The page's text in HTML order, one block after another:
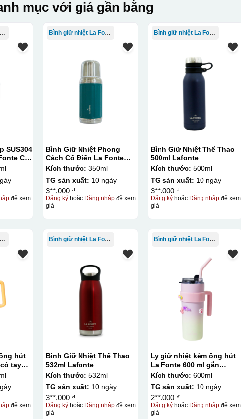
mục với giá gần bằng
Bình giữ nhiệt La Fonte
SUS304
để xem
Bình giữ nhiệt La Fonte
Bình Giữ Nhiệt Phong
Cách Cổ Điển La Fonte
350ml
Kích thước: 350ml
TG sản xuất: 10 ngày
3**.000 ₫
Đăng kýhoặc Đăng nhậpđể xem
giá
Bình giữ nhiệt La Fonte
Bình Giữ Nhiệt Thể Thao
500ml Lafonte
Kích thước: 500ml
TG sản xuất: 10 ngày
3**.000 ₫
Đăng ký hoặcĐăng nhập để xem
giá
Bình giữ nhiệt La Fonte
hút
để xem
Bình giữ nhiệt La Fonte
Bình Giữ Nhiệt Thể Thao
532ml Lafonte
Kích thước: 532ml
TG sản xuất: 10 ngày
3**.000 ₫
Đăng kýhoặc Đăng nhậpđể xem
giá
Bình giữ nhiệt La Fonte
Ly giữ nhiệt kèm ống hút
La Fonte 600 ml gắn
sticker – 012294
Kích thước: 600ml
TG sản xuất: 10 ngày
2**.000 ₫
Đăng ký hoặcĐăng nhập để xem
giá